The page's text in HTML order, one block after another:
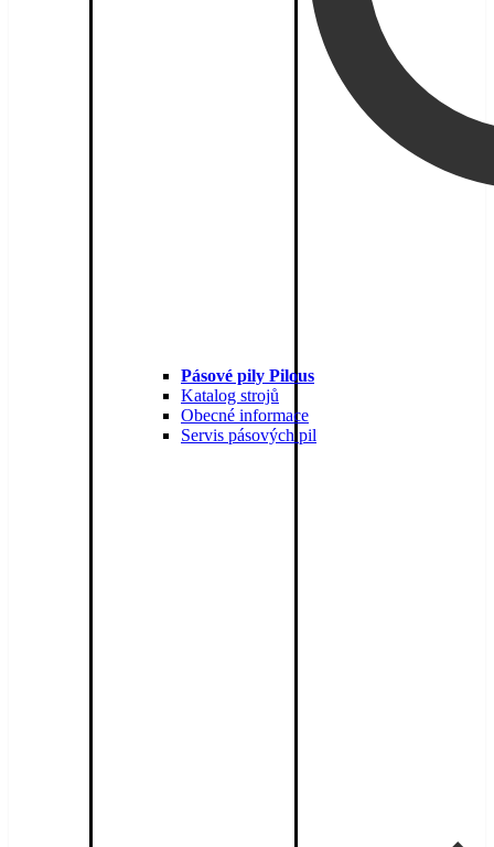
Pásové pily Pilous
Katalog strojů
Obecné informace
Servis pásových pil